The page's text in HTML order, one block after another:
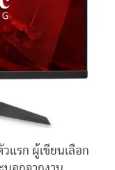
แรก ผู้เขียนเลือก